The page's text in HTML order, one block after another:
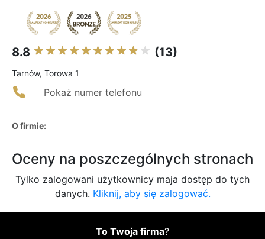
8.8 (13)
Tarnów, Torowa 1
Pokaż numer telefonu
O firmie:
Oceny na poszczególnych stronach
Tylko zalogowani użytkownicy maja dostęp do tych
danych. Kliknij, aby się zalogować.
To Twoja firma?